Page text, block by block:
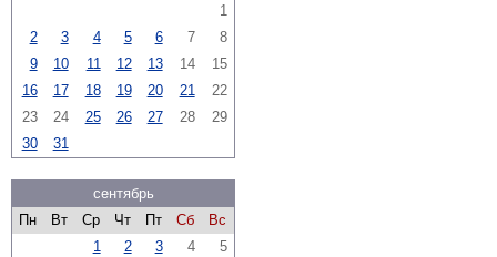
1
2
3 4 5 6 7
8
9
10 11 12 13 14
15
16
17 18 19 20 21
22
23
24 25 26 27 28
29
30
31
сентябрь
Пн
Вт Ср Чт Пт Сб
Вс
1
2 3 4
5